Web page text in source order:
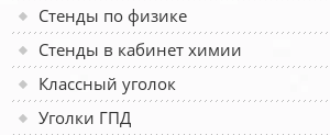
Стенды по физике
Стенды в кабинет химии
Классный уголок
Уголки ГПД